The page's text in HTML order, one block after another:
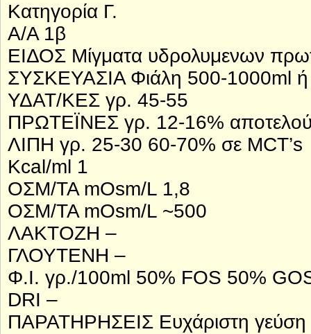
Κατηγορία Γ.
Α/Α 1β
ΕΙΔΟΣ Μίγματα υδρολυμενων
ΣΥΣΚΕΥΑΣΙΑ Φιάλη 500-1000ml ή
ΥΔΑΤ/ΚΕΣ γρ. 45-55
ΠΡΩΤΕΪΝΕΣ γρ. 12-16%
ΛΙΠΗ γρ. 25-30 60-70% σε MCT’s
Kcal/ml 1
ΟΣΜ/ΤΑ mOsm/L 1,8
ΟΣΜ/ΤΑ mOsm/L ~500
ΛΑΚΤΟΖΗ –
ΓΛΟΥΤΕΝΗ –
Φ.Ι. γρ./100ml 50% FOS 50%
DRI –
ΠΑΡΑΤΗΡΗΣΕΙΣ Ευχάριστη γεύση